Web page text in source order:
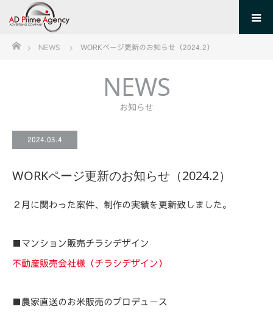
ホームNEWS WORKページ更新のお知らせ（2024.2）
NEWS
お知らせ
2024.03.4
WORKページ更新のお知らせ（2024.2）
２月に関わった案件、制作の実績を更新致しました。
■マンション販売チラシデザイン
不動産販売会社様（チラシデザイン）
■農家直送のお米販売のプロデュース